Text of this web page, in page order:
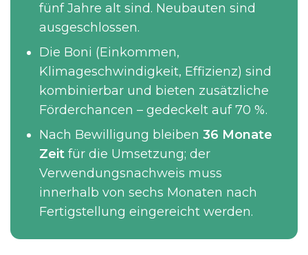
fünf Jahre alt sind. Neubauten sind
ausgeschlossen.
Die Boni (Einkommen,
Klimageschwindigkeit, Effizienz) sind
kombinierbar und bieten zusätzliche
Förderchancen – gedeckelt auf 70 %.
Nach Bewilligung bleiben 36 Monate
Zeit für die Umsetzung; der
Verwendungsnachweis muss
innerhalb von sechs Monaten nach
Fertigstellung eingereicht werden.